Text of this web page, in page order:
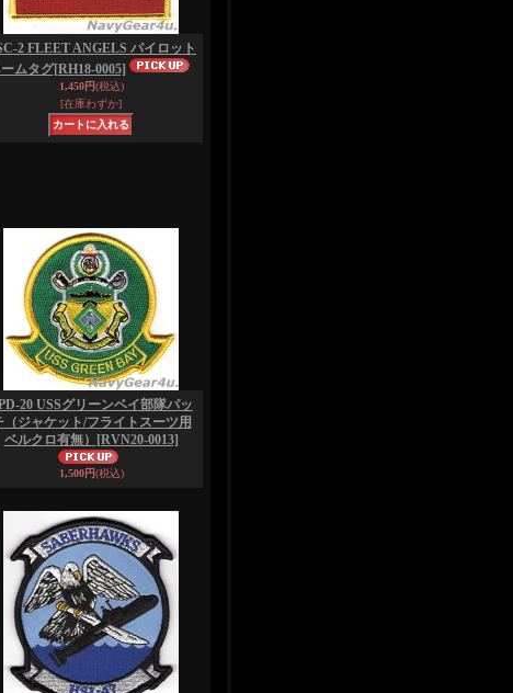
2 FLEET ANGELS パイロット
ムタグ[RH18-0005]
1,450円(税込)
[在庫わずか]
20 USSグリーンベイ部隊パッ
（ジャケット/フライトスーツ用
ベルクロ有無）
[RVN20-0013]
1,500円(税込)